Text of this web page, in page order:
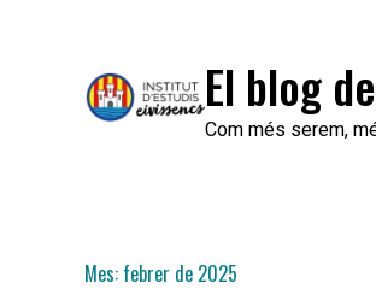
El blog
Com més serem,
Mes: febrer de 2025